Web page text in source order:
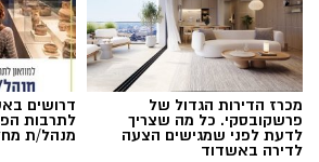
קורס 12 צעדים: הדרך להיכרות
ההתמכרויות
שיעסוק בהיכרות עם עולם
מכרז הדירות הגדול של
פרשקובסקי. כל מה שצריך
לדעת לפני שמגישים הצעה
לדירה באשדוד
דרושים
לתרבות
מנהל/ת